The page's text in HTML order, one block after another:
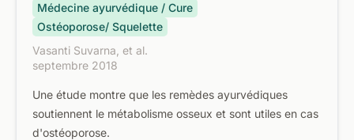
Médecine ayurvédique / Cure
Ostéoporose/ Squelette
Vasanti Suvarna, et al.
septembre 2018
Une étude montre que les remèdes ayurvédiques
soutiennent le métabolisme osseux et sont utiles en cas
d'ostéoporose.